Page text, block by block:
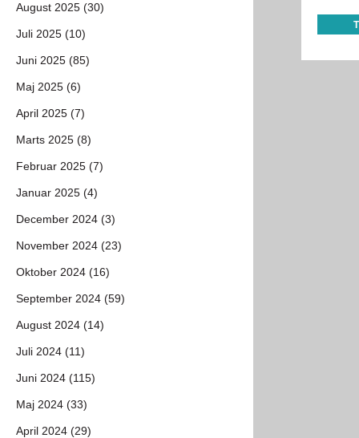
August 2025 (30)
Juli 2025 (10)
Juni 2025 (85)
Maj 2025 (6)
April 2025 (7)
Marts 2025 (8)
Februar 2025 (7)
Januar 2025 (4)
December 2024 (3)
November 2024 (23)
Oktober 2024 (16)
September 2024 (59)
August 2024 (14)
Juli 2024 (11)
Juni 2024 (115)
Maj 2024 (33)
April 2024 (29)